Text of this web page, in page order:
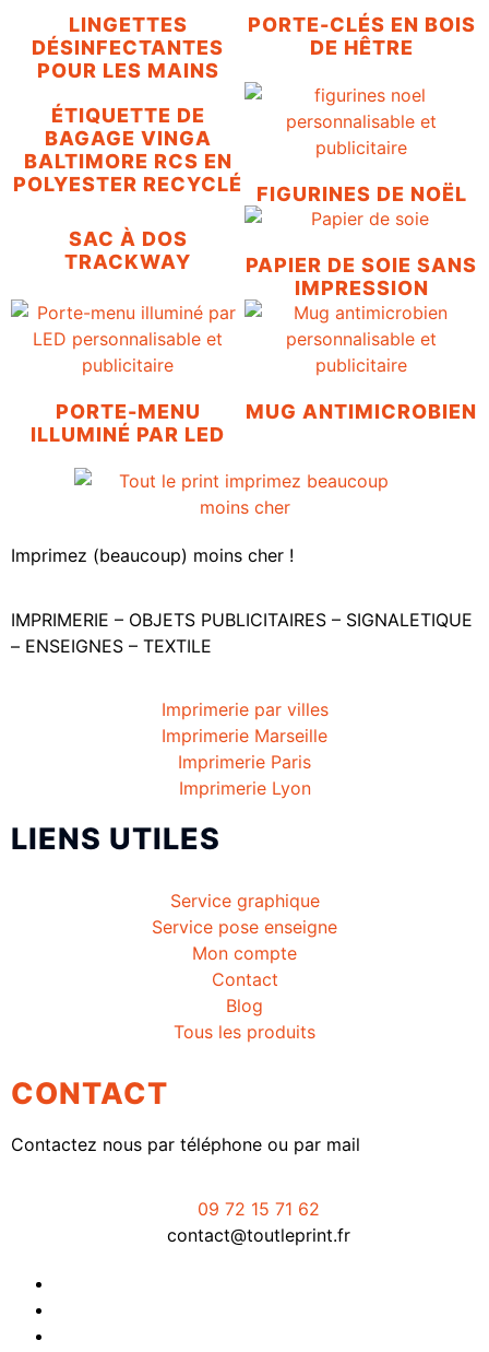
LINGETTES
DÉSINFECTANTES
POUR LES MAINS
PORTE-CLÉS EN BOIS
DE HÊTRE
ÉTIQUETTE DE
BAGAGE VINGA
BALTIMORE RCS EN
POLYESTER RECYCLÉ
FIGURINES DE NOËL
SAC À DOS
TRACKWAY
PAPIER DE SOIE SANS
IMPRESSION
PORTE-MENU
ILLUMINÉ PAR LED
MUG ANTIMICROBIEN
Imprimez (beaucoup) moins cher !
IMPRIMERIE – OBJETS PUBLICITAIRES – SIGNALETIQUE
– ENSEIGNES – TEXTILE
Imprimerie par villes
Imprimerie Marseille
Imprimerie Paris
Imprimerie Lyon
LIENS UTILES
Service graphique
Service pose enseigne
Mon compte
Contact
Blog
Tous les produits
CONTACT
Contactez nous par téléphone ou par mail
09 72 15 71 62
contact@toutleprint.fr